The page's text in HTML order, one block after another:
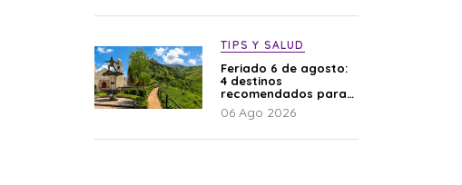
TIPS Y SALUD
Feriado 6 de agosto:
4 destinos
recomendados para
disfrutar el descanso
06 Ago 2026